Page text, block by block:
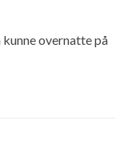
overnatte på